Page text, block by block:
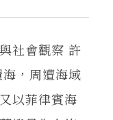
社會觀察 許
，周遭海域
以菲律賓海